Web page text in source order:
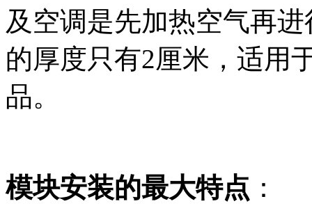
及空调是先加热空气再
的厚度只有2厘米，适用
品。
模块安装的最大特点 ：